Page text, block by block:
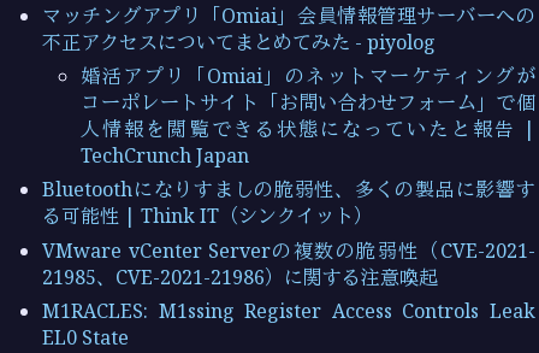
マッチングアプリ「Omiai」会員情報管理サーバーへの
不正アクセスについてまとめてみた - piyolog
婚活アプリ「Omiai」のネットマーケティングが
コーポレートサイト「お問い合わせフォーム」で個
人情報を閲覧できる状態になっていたと報告 |
TechCrunch Japan
Bluetoothになりすましの脆弱性、多くの製品に影響す
る可能性 | Think IT（シンクイット）
VMware vCenter Serverの複数の脆弱性（CVE-2021-
21985、CVE-2021-21986）に関する注意喚起
M1RACLES: M1ssing Register Access Controls Leak
EL0 State